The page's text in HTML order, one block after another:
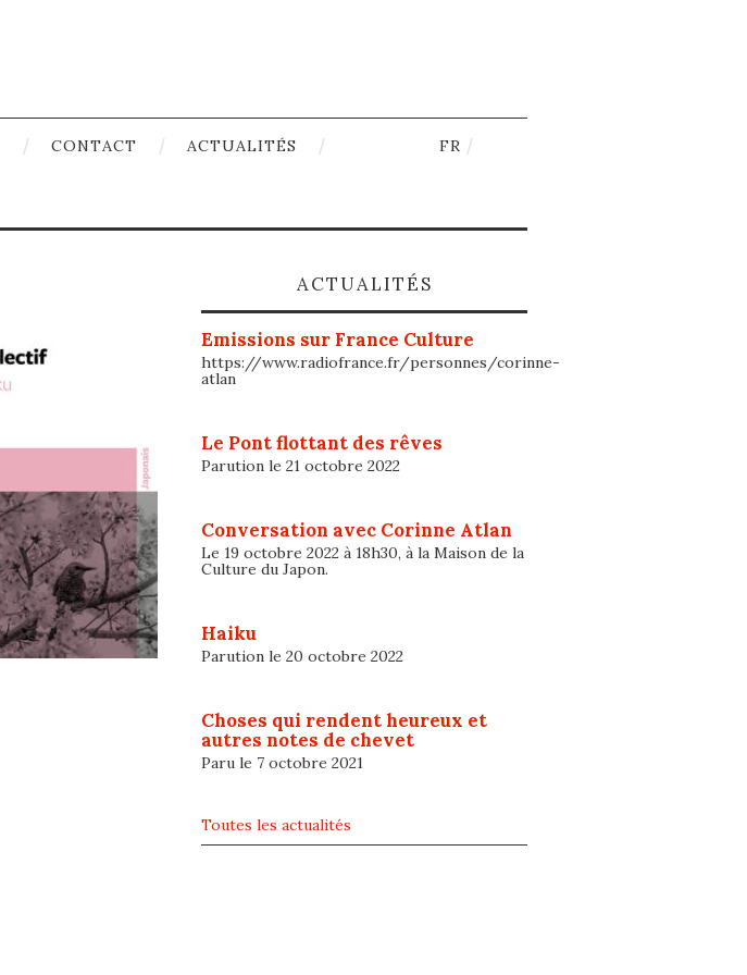
CONTACT ACTUALITÉS FR
ACTUALITÉS
Emissions sur France Culture
https://www.radiofrance.fr/personnes/corinne-
atlan
Le Pont flottant des rêves
Parution le 21 octobre 2022
Conversation avec Corinne Atlan
Le 19 octobre 2022 à 18h30, à la Maison de la
Culture du Japon.
Haiku
Parution le 20 octobre 2022
Choses qui rendent heureux et
autres notes de chevet
Paru le 7 octobre 2021
Toutes les actualités